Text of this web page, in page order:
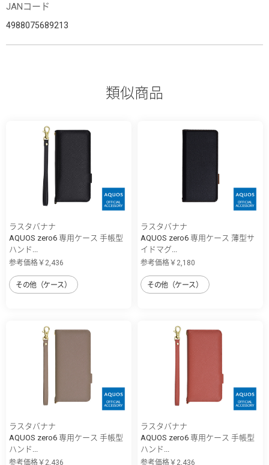
JANコード
4988075689213
類似商品
ラスタバナナ
AQUOS zero6 専用ケース 手帳型
ハンド...
参考価格￥2,436
その他（ケース）
ラスタバナナ
AQUOS zero6 専用ケース 薄型サ
イドマグ...
参考価格￥2,180
その他（ケース）
ラスタバナナ
AQUOS zero6 専用ケース 手帳型
ハンド...
参考価格￥2,436
ラスタバナナ
AQUOS zero6 専用ケース 手帳型
ハンド...
参考価格￥2,436